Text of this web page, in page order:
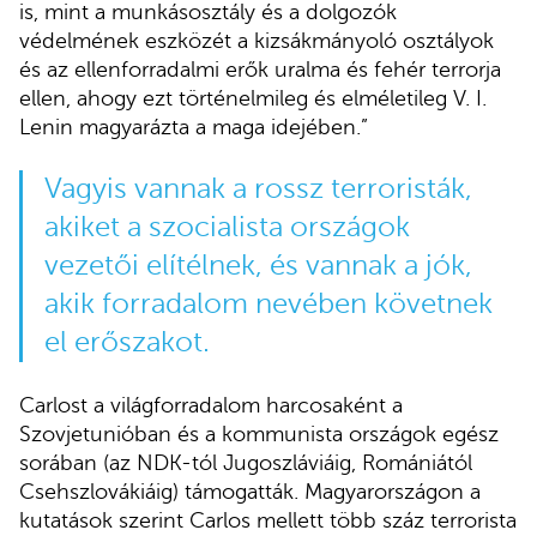
is, mint a munkásosztály és a dolgozók
védelmének eszközét a kizsákmányoló osztályok
és az ellenforradalmi erők uralma és fehér terrorja
ellen, ahogy ezt történelmileg és elméletileg V. I.
Lenin magyarázta a maga idejében.”
Vagyis vannak a rossz terroristák,
akiket a szocialista országok
vezetői elítélnek, és vannak a jók,
akik forradalom nevében követnek
el erőszakot.
Carlost a világforradalom harcosaként a
Szovjetunióban és a kommunista országok egész
sorában (az NDK-tól Jugoszláviáig, Romániától
Csehszlovákiáig) támogatták. Magyarországon a
kutatások szerint Carlos mellett több száz terrorista